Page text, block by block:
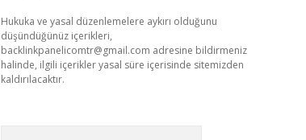
Hukuka ve yasal düzenlemelere aykırı olduğunu
düşündüğünüz içerikleri,
backlinkpanelicomtr@gmail.com adresine bildirmeniz
halinde, ilgili içerikler yasal süre içerisinde sitemizden
kaldırılacaktır.